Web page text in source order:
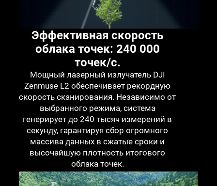
Эффективная скорость
облака точек: 240 000
точек/с.
Мощный лазерный излучатель DJI
Zenmuse L2 обеспечивает рекордную
скорость сканирования. Независимо от
выбранного режима, система
генерирует до 240 тысяч измерений в
секунду, гарантируя сбор огромного
массива данных в сжатые сроки и
высочайшую плотность итогового
облака точек.